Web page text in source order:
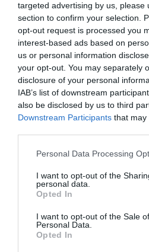
targeted advertising by us, please
section to confirm your selection.
opt-out request is processed you
interest-based ads based on
us or personal information
your opt-out. You may separately
disclosure of your personal
IAB’s list of downstream
also be disclosed by us to third
Downstream Participants that may
Personal Data Processing
I want to opt-out of the
personal data.
Opted In
I want to opt-out of the Sale
Personal Data.
Opted In
Comentário*
Nome
Email
Guardar o meu nome, email e
para a próxima vez que eu
Sim, adicione-me à mailing